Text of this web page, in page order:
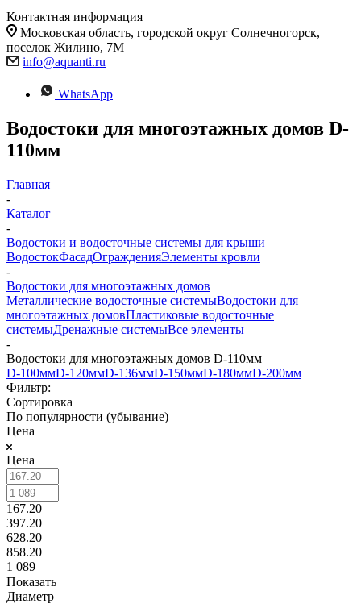
Контактная информация
Московская область, городской округ Солнечногорск,
поселок Жилино, 7М
info@aquanti.ru
WhatsApp
Водостоки для многоэтажных домов D-
110мм
Главная
-
Каталог
-
Водостоки и водосточные системы для крыши
ВодостокФасадОгражденияЭлементы кровли
-
Водостоки для многоэтажных домов
Металлические водосточные системыВодостоки для
многоэтажных домовПластиковые водосточные
системыДренажные системыВсе элементы
-
Водостоки для многоэтажных домов D-110мм
D-100ммD-120ммD-136ммD-150ммD-180ммD-200мм
Фильтр:
Сортировка
По популярности (убывание)
Цена
Цена
167.20
397.20
628.20
858.20
1 089
Показать
Диаметр